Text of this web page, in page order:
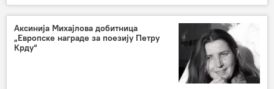
Култура – вести
Вршац награда
Аксинија Михајлова добитница
„Европске награде за поезију Петру
Крду“